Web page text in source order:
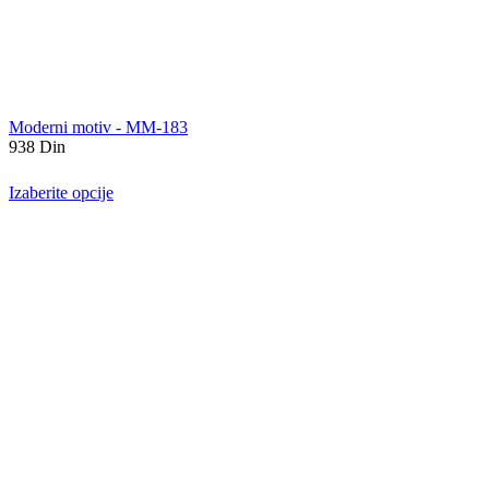
Moderni motiv - MM-183
938 Din
Izaberite opcije